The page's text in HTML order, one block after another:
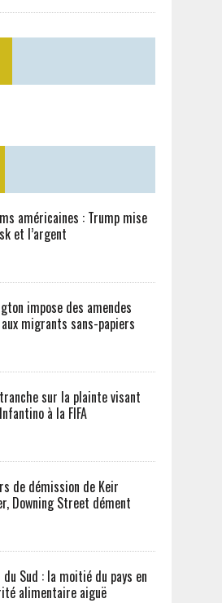
américaines : Trump mise
et l’argent
impose des amendes
migrants sans-papiers
tranche sur la plainte visant
à la FIFA
de démission de Keir
Downing Street dément
du Sud : la moitié du pays en
alimentaire aiguë